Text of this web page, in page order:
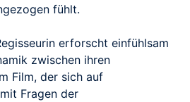
fühlt.
erforscht einfühlsam
zwischen ihren
Film, der sich auf
Fragen der